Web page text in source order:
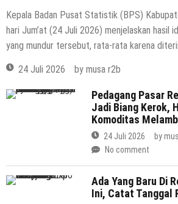
Kepala Badan Pusat Statistik (BPS)
hari Jum’at (24 Juli 2026) menjelaskan hasil
yang mundur tersebut, rata-rata karena
24 Juli 2026 by musa r2b
Pedagang Pasar
Jadi Biang Kerok,
Komoditas
24 Juli 2026 by
No comment
Ada Yang Baru Di
Ini, Catat Tanggal